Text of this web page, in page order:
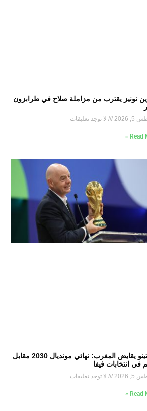
نونيز يقترب من مزاملة صلاح في طرابزون
2026 لا توجد تعليقات
Read
إنفانتينو يقايض المغرب: نهائي مونديال 2030 مقابل
في انتخابات فيفا
2026 لا توجد تعليقات
Read